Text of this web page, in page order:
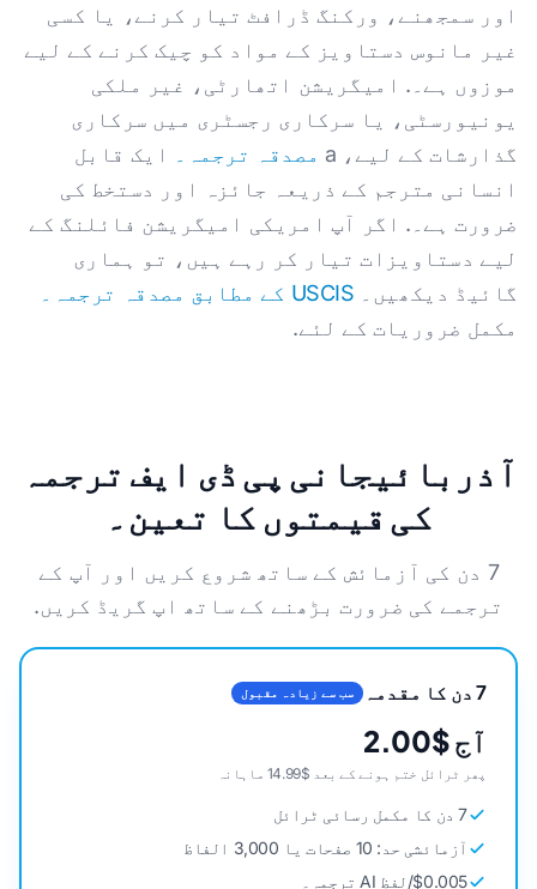
اور سمجھنے، ورکنگ ڈرافٹ تیار کرنے، یا کسی
غیر مانوس دستاویز کے مواد کو چیک کرنے کے لیے
موزوں ہے۔. امیگریشن اتھارٹی، غیر ملکی
یونیورسٹی، یا سرکاری رجسٹری میں سرکاری
گذارشات کے لیے، a
مصدقہ ترجمہ۔ ایک قابل
انسانی مترجم کے ذریعہ جائزہ اور دستخط کی
ضرورت ہے۔. اگر آپ امریکی امیگریشن فائلنگ کے
لیے دستاویزات تیار کر رہے ہیں، تو ہماری
گائیڈ دیکھیں۔ USCIS کے مطابق مصدقہ ترجمہ۔
مکمل ضروریات کے لئے.
آذربائیجانی پی ڈی ایف ترجمہ
کی قیمتوں کا تعین۔
7 دن کی آزمائش کے ساتھ شروع کریں اور آپ کے
ترجمے کی ضرورت بڑھنے کے ساتھ اپ گریڈ کریں.
7 دن کا مقدمہ سب سے زیادہ مقبول
آج $2.00
پھر ٹرائل ختم ہونے کے بعد $14.99 ماہانہ
7 دن کا مکمل رسائی ٹرائل
آزمائشی حد: 10 صفحات یا 3,000 الفاظ
$0.005/لفظ AI ترجمہ۔